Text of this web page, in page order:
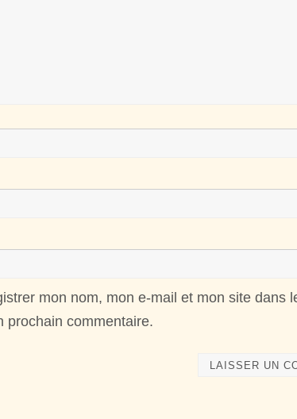
mon nom, mon e-mail et mon site dans
prochain commentaire.